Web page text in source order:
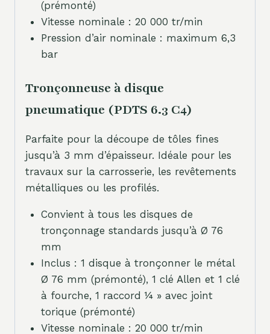
(prémonté)
Vitesse nominale : 20 000 tr/min
Pression d’air nominale : maximum 6,3
bar
Tronçonneuse à disque
pneumatique (PDTS 6.3 C4)
Parfaite pour la découpe de tôles fines
jusqu’à 3 mm d’épaisseur. Idéale pour les
travaux sur la carrosserie, les revêtements
métalliques ou les profilés.
Convient à tous les disques de
tronçonnage standards jusqu’à Ø 76
mm
Inclus : 1 disque à tronçonner le métal
Ø 76 mm (prémonté), 1 clé Allen et 1 clé
à fourche, 1 raccord ¼ » avec joint
torique (prémonté)
Vitesse nominale : 20 000 tr/min